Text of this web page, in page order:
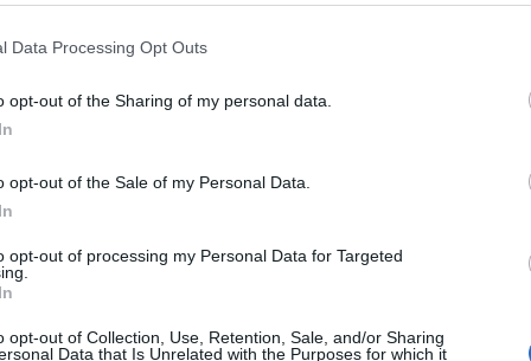
Data Processing Opt Outs
opt-out of the Sharing of my personal data.
opt-out of the Sale of my Personal Data.
opt-out of processing my Personal Data for Targeted
opt-out of Collection, Use, Retention, Sale, and/or Sharing
Data that Is Unrelated with the Purposes for which it
γυαλιά, θα χρησιμοποιηθεί επίσης για τον
και τη διαχείριση μεγάλου πλήθους.
εκδήλωση καθυστέρησε κατά ένα χρόνο
κορονοϊού και τώρα πρόκειται να ανοίξει
όλα τα επιχειρηματικά νέα